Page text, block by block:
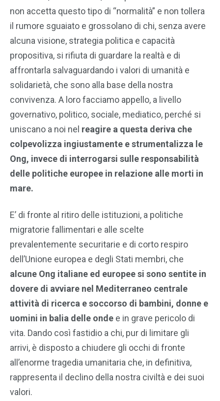
non accetta questo tipo di “normalità” e non tollera
il rumore sguaiato e grossolano di chi, senza avere
alcuna visione, strategia politica e capacità
propositiva, si rifiuta di guardare la realtà e di
affrontarla salvaguardando i valori di umanità e
solidarietà, che sono alla base della nostra
convivenza. A loro facciamo appello, a livello
governativo, politico, sociale, mediatico, perché si
uniscano a noi nel reagire a questa deriva che
colpevolizza ingiustamente e strumentalizza le
Ong, invece di interrogarsi sulle responsabilità
delle politiche europee in relazione alle morti in
mare.
E’ di fronte al ritiro delle istituzioni, a politiche
migratorie fallimentari e alle scelte
prevalentemente securitarie e di corto respiro
dell’Unione europea e degli Stati membri, che
alcune Ong italiane ed europee si sono sentite in
dovere di avviare nel Mediterraneo centrale
attività di ricerca e soccorso di bambini, donne e
uomini in balia delle onde e in grave pericolo di
vita. Dando così fastidio a chi, pur di limitare gli
arrivi, è disposto a chiudere gli occhi di fronte
all’enorme tragedia umanitaria che, in definitiva,
rappresenta il declino della nostra civiltà e dei suoi
valori.